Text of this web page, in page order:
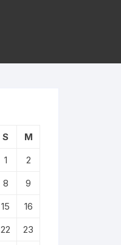
S
M
1
2
8
9
15
16
22
23